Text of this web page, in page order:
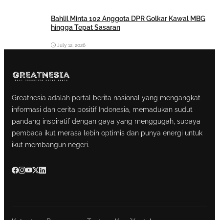
Bahlil Minta 102 Anggota DPR Golkar Kawal MBG
hingga Tepat Sasaran
July 12, 2026
Greatnesia adalah portal berita nasional yang mengangkat
informasi dan cerita positif Indonesia, memadukan sudut
pandang inspiratif dengan gaya yang menggugah, supaya
pembaca ikut merasa lebih optimis dan punya energi untuk
ikut membangun negeri.